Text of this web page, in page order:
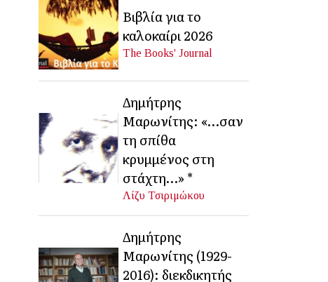
Βιβλία για το
καλοκαίρι 2026
The Books' Journal
Δημήτρης
Μαρωνίτης: «…σαν
τη σπίθα
κρυμμένος στη
στάχτη…» *
Λίζυ Τσιριμώκου
Δημήτρης
Μαρωνίτης (1929-
2016): διεκδικητής